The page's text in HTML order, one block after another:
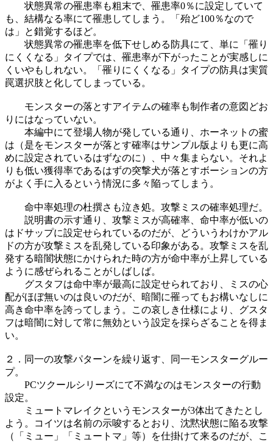
状態異常の罹患率も粗末で、罹患率0％に設定していて
も、結構なる率にて罹患してしまう。「殆ど100％なので
は」と錯覚するほど。
状態異常の罹患率を低下せしめる防具にて、単に「罹り
にくくなる」タイプでは、罹患率が下がったことが実感しに
くいやもしれない。「罹りにくくなる」タイプの防具は実質
罠選択肢と化してしまっている。
モンスターの落とすアイテムの確率も制作者の意図どお
りにはなっていない。
本編中にて登場人物が発している通り、ホーネットの蜜
は（是をモンスターが落とす確率はサンプル版よりも更に高
めに設定されているはずなのに）、中々集まらない。それよ
りも低い獲得率であるはずの突撃犬が落とすボーションの方
がよく手に入るという情況に多々陥ってしまう。
命中率処理の杜撰さも泣き処。攻撃ミスの確率処理だ。
説明書の示す通り、攻撃ミスが高確率、命中率が低いの
はドサップに設定せられているのだが、どういうわけかアル
ドの方が攻撃ミスを乱発している印象がある。攻撃ミスを乱
発する暗闇状態にかけられた時の方が命中率が上昇している
ように感ぜられることがしばしば。
グスタフは命中率が最高に設定せられており、ミスの心
配がほぼ無いのは良いのだが、暗闇に罹ってもお構いなしに
高き命中率を誇ってしまう。この哀しき仕様により、グスタ
フは暗闇に対して常に無効という設定を採らざることを得ま
い。
２．同一の攻撃パターンを繰り返す、同一モンスターグルー
プ。
PCツクールシリーズにて不満なのはモンスターの行動
設定。
ミュートマレイクというモンスターが3体出てきたとし
よう。コイツは名前の示唆するとおり、沈黙状態に陥る攻撃
（「ミュー」「ミュートマ」等）を仕掛けて来るのだが、こ